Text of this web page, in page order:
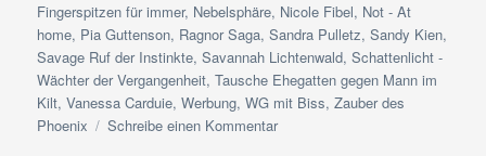
Fingerspitzen für immer, Nebelsphäre, Nicole Fibel, Not - At
home, Pia Guttenson, Ragnor Saga,Sandra Pulletz,Sandy Kien,
Savage Ruf der Instinkte,Savannah Lichtenwald,Schattenlicht -
Wächter der Vergangenheit,Tausche Ehegatten gegen Mann im
Kilt,Vanessa Carduie,Werbung,WG mit Biss,Zauber des
Phoenix
Schreibe einen Kommentarzu